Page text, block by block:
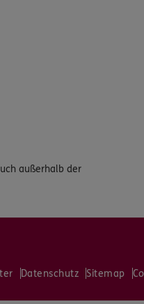
außerhalb der
Datenschutz Sitemap